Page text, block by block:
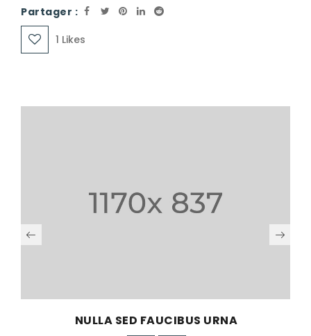
Partager :
1 Likes
NULLA SED FAUCIBUS URNA